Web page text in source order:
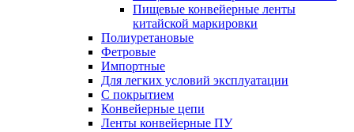
Пищевые конвейерные ленты
китайской маркировки
Полиуретановые
Фетровые
Импортные
Для легких условий эксплуатации
С покрытием
Конвейерные цепи
Ленты конвейерные ПУ